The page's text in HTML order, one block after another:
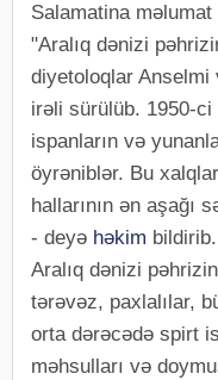
Salamatina məlumat
"Aralıq dənizi
diyetoloqlar
irəli sürülüb. 1950-ci
ispanların və
öyrəniblər. Bu
hallarının ən aşağı
- deyə həkim bildirib.
Aralıq dənizi
tərəvəz, paxlalılar,
orta dərəcədə spirt
məhsulları və